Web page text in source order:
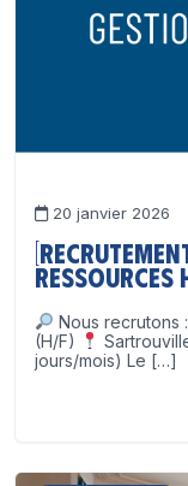
20 janvier 2026
Ressources
Nous recrutons
(H/F)
jours/mois) Le […]